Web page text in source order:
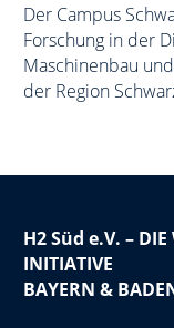
Der Campus
Forschung in der
Maschinenbau
der Region
H2 Süd e.V. – DIE
INITIATIVE
BAYERN &